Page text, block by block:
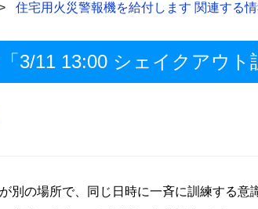
住宅用火災警報機を給付します 関連する情
3/11 13:00 シェイクアウト
の場所で、同じ日時に一斉に訓練する意